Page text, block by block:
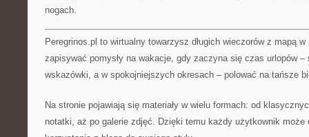
nogach.
Peregrinos.pl to wirtualny towarzysz długich wieczorów z mapą
zapisywać pomysły na wakacje, gdy zaczyna się czas urlopów –
wskazówki, a w spokojniejszych okresach – polować na tańsze
Na stronie pojawiają się materiały w wielu formach: od
notatki, aż po galerie zdjęć. Dzięki temu każdy użytkownik może